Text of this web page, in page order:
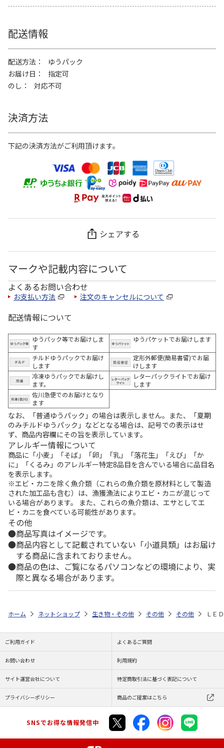
配送情報
配送方法
ゆうパック
お届け日
指定可
のし
対応不可
決済方法
下記の決済方法がご利用頂けます。
シェアする
マークや記載内容について
よくあるお問い合わせ
お支払い方法 注文のキャンセルについて
配送情報について
ゆうパック等でお届けしま
す
ゆうパケットでお届けします
チルドゆうパックでお届け
します
定形外郵便(簡易書留)でお届
けします
冷凍ゆうパックでお届けし
ます。
レターパックライトでお届け
します
佐川急便でのお届けとなり
ます
なお、「普通ゆうパック」の場合は表示しません。また、「夏期
のみチルドゆうパック」などとなる場合は、記号での表示はせ
ず、商品内容欄にその旨を表示しています。
アレルギー情報について
商品に「小麦」「そば」「卵」「乳」「落花生」「えび」「か
に」「くるみ」のアレルギー特定8品目を含んでいる場合に品目名
を表示します。
※エビ・カニを除く魚介類（これらの魚介類を原材料として製造
された加工品も含む）は、漁獲漁法によりエビ・カニが混じって
いる場合があります。 また、これらの魚介類は、エサとしてエ
ビ・カニを食べている可能性があります。
その他
商品写真はイメージです。
商品内容として記載されていない「小道具類」はお届け
する商品に含まれておりません。
商品の色は、ご覧になるパソコンなどの環境により、実
際と異なる場合があります。
ホーム ネットショップ 生き物・その他 その他 その他 ＬＥ
ご利用ガイド よくあるご質問
お問い合わせ 利用規約
サイト運営会社について 特定商取引法に基づく表記について
プライバシーポリシー 商品のご提案はこちら
SNSでお得な情報発信中